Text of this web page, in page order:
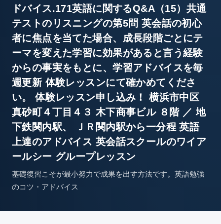
ドバイス.171英語に関するQ&A（15）共通
テストのリスニングの第5問 英会話の初心
者に焦点を当てた場合、成長段階ごとにテ
ーマを変えた学習に効果があると言う経験
からの事実をもとに、学習アドバイスを毎
週更新 体験レッスンにて確かめてくださ
い。 体験レッスン申し込み！ 横浜市中区
真砂町４丁目４３ 木下商事ビル ８階 ／ 地
下鉄関内駅、 ＪＲ関内駅から一分程 英語
上達のアドバイス 英会話スクールのワイア
ールシー グループレッスン
基礎復習こそが最小努力で成果を出す方法です。英語勉強
のコツ・アドバイス